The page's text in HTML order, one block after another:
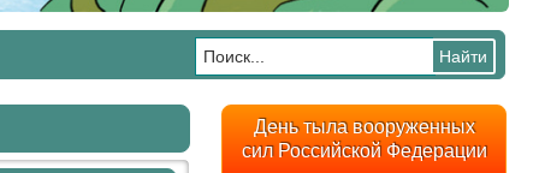
День тыла вооруженных
сил Российской Федерации